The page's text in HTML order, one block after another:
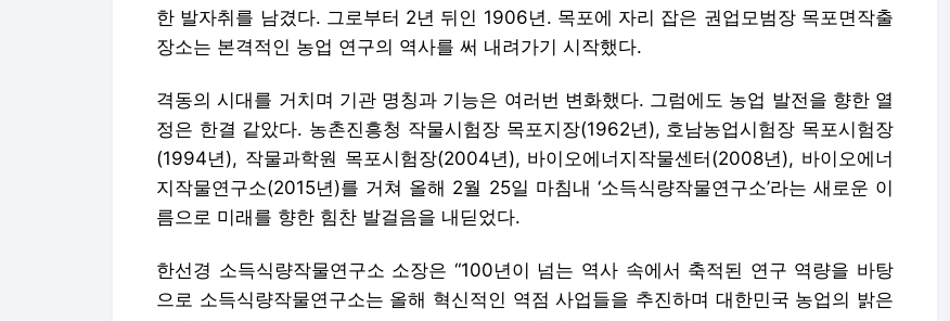
한 발자취를 남겼다. 그로부터 2년 뒤인 1906년. 목포에 자리 잡은 권업모범장 목포면작출
장소는 본격적인 농업 연구의 역사를 써 내려가기 시작했다.
격동의 시대를 거치며 기관 명칭과 기능은 여러번 변화했다. 그럼에도 농업 발전을 향한 열
정은 한결 같았다. 농촌진흥청 작물시험장 목포지장(1962년), 호남농업시험장 목포시험장
(1994년), 작물과학원 목포시험장(2004년), 바이오에너지작물센터(2008년), 바이오에너
지작물연구소(2015년)를 거쳐 올해 2월 25일 마침내 ‘소득식량작물연구소’라는 새로운 이
름으로 미래를 향한 힘찬 발걸음을 내딛었다.
한선경 소득식량작물연구소 소장은 “100년이 넘는 역사 속에서 축적된 연구 역량을 바탕
으로 소득식량작물연구소는 올해 혁신적인 역점 사업들을 추진하며 대한민국 농업의 밝은